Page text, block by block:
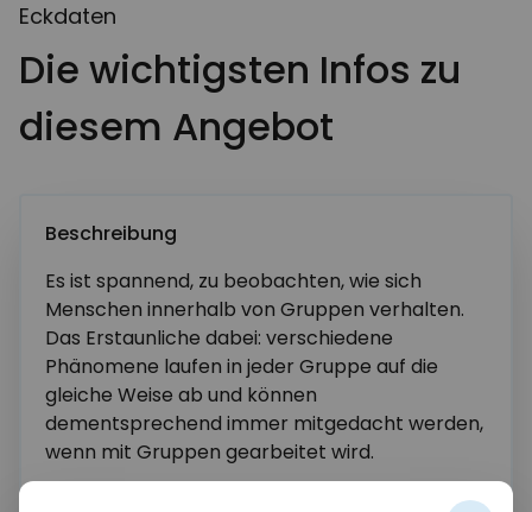
Eckdaten
Die wichtigsten Infos zu
diesem Angebot
Beschreibung
Es ist spannend, zu beobachten, wie sich
Menschen innerhalb von Gruppen verhalten.
Das Erstaunliche dabei: verschiedene
Phänomene laufen in jeder Gruppe auf die
gleiche Weise ab und können
dementsprechend immer mitgedacht werden,
wenn mit Gruppen gearbeitet wird.
Weitere Informationen anfordern
Name*